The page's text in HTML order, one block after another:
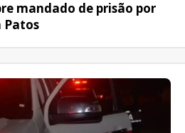
mandado de prisão por
Patos